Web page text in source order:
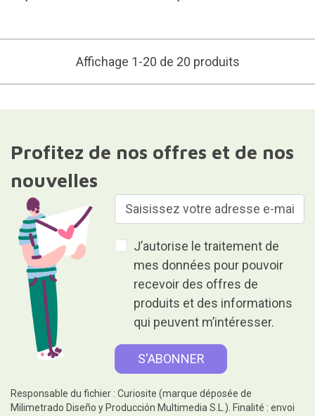
Affichage 1-20 de 20 produits
Profitez de nos offres et de nos
nouvelles
J’autorise le traitement de
mes données pour pouvoir
recevoir des offres de
produits et des informations
qui peuvent m’intéresser.
Responsable du fichier : Curiosite (marque déposée de
Milimetrado Diseño y Producción Multimedia S.L.). Finalité : envoi